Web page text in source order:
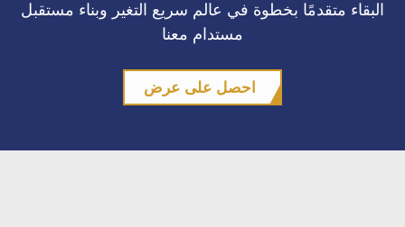
البقاء متقدمًا بخطوة في عالم سريع التغير وبناء مستقبل
مستدام معنا
احصل على عرض